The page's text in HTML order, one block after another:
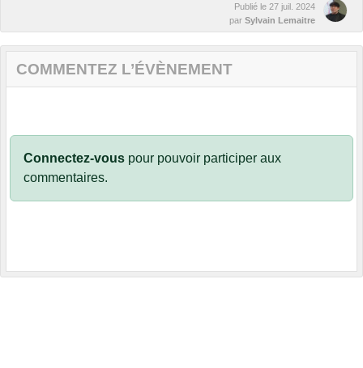
Publié le 27 juil. 2024
par Sylvain Lemaitre
COMMENTEZ L’ÉVÈNEMENT
Connectez-vous pour pouvoir participer aux
commentaires.